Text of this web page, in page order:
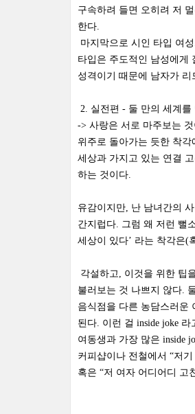
구속하려 들면 오히려 저
한다.
마지막으로 시인 타입 여
타입은 주도적인 남성에게
성격이기 때문에 남자가
2. 실전편 - 둘 만의 세계를
-> 사랑은 서로 마주보는
위주로 돌아가는 듯한 착
세상과 가지고 있는 연결
하는 것이다.
유감이지만, 난 남녀간의
간지럽다. 그럼 왜 저런 뻘
세상이 있다’ 라는 착각은(
각설하고, 이것을 위한 팁
불러보는 것 나쁘지 않다.
음식점을 다른 농담스러운
된다. 이런 걸 inside joke
여동생과 가장 많은 inside
커피샵이나 전철에서 “저
혹은 “저 여자 어디어디 고